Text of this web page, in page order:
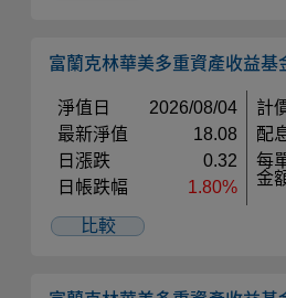
富蘭克林華美多重資產收益基
淨值日
2026/08/04
最新淨值
18.08
日漲跌
0.32
日帳跌幅
1.80%
計
配
每
金
比較